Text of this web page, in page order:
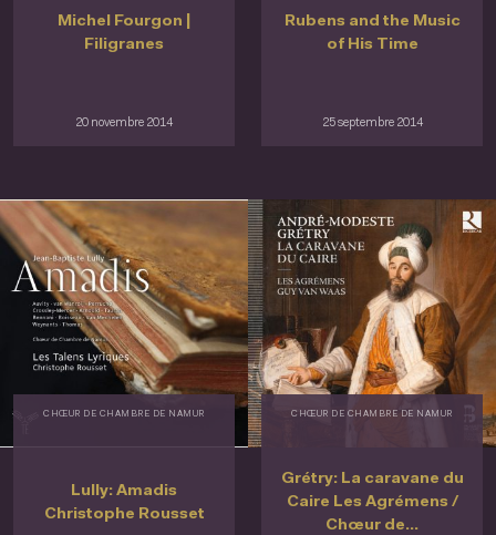
Michel Fourgon |
Filigranes
20 novembre 2014
Rubens and the Music
of His Time
25 septembre 2014
CHŒUR DE CHAMBRE DE NAMUR
Lully: Amadis
Christophe Rousset
CHŒUR DE CHAMBRE DE NAMUR
Grétry: La caravane du
Caire Les Agrémens /
Chœur de...